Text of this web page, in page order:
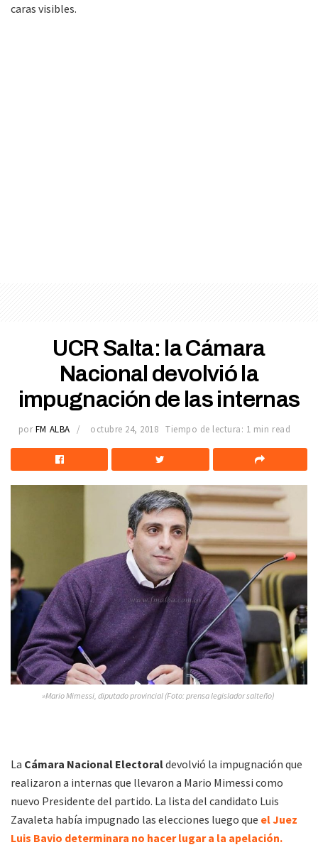
caras visibles.
UCR Salta: la Cámara
Nacional devolvió la
impugnación de las internas
por FM ALBA octubre 24, 2018 Tiempo de lectura: 1 min read
»Mario Mimessi, diputado provincial (Foto: prensa legislador salteño)
La Cámara Nacional Electoraldevolvió la impugnación que
realizaron a internas que llevaron a Mario Mimessi como
nuevo Presidente del partido. La lista del candidato Luis
Zavaleta había impugnado las elecciones luego que el Juez
Luis Bavio determinara no hacer lugar a la apelación.